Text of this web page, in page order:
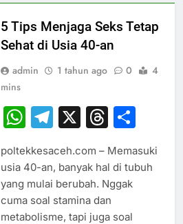
5 Tips Menjaga Seks Tetap
Sehat di Usia 40-an
admin 1 tahun ago 0
4
mins
WhatsApp
Telegram
X
poltekkesaceh.com – Memasuki
usia 40-an, banyak hal di tubuh
yang mulai berubah. Nggak
cuma soal stamina dan
metabolisme, tapi juga soal